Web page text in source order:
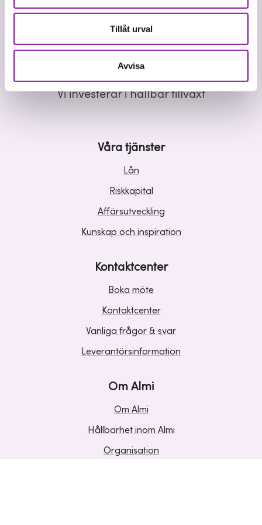
Tillåt urval
Avvisa
Vi investerar i hållbar tillväxt
Våra tjänster
Lån
Riskkapital
Affärsutveckling
Kunskap och inspiration
Kontaktcenter
Boka möte
Kontaktcenter
Vanliga frågor & svar
Leverantörsinformation
Om Almi
Om Almi
Hållbarhet inom Almi
Organisation